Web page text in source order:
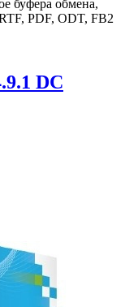
буфера обмена,
PDF, ODT, FB2
DC